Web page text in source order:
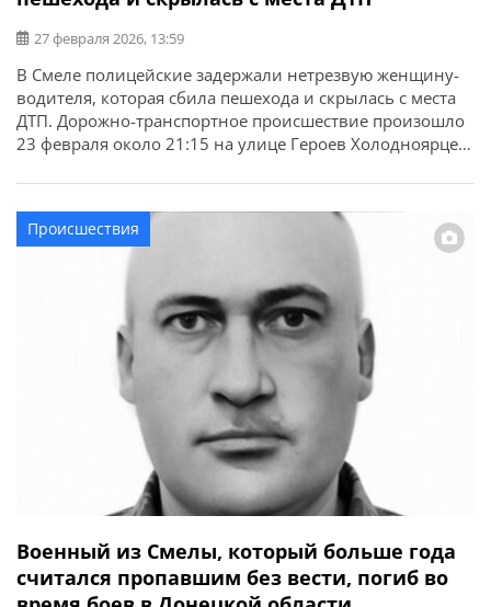
27 февраля 2026, 13:59
В Смеле полицейские задержали нетрезвую женщину-
водителя, которая сбила пешехода и скрылась с места
ДТП. Дорожно-транспортное происшествие произошло
23 февраля около 21:15 на улице Героев Холодноярцев
Предварительно, 39-летняя женщина-водитель
автомобиля Mercedes-Benz не выбрала безопасную
скорость движения и допустила наезд на пешехода,
который двигался по правой обочине дороги. […]
Происшествия
Военный из Смелы, который больше года
считался пропавшим без вести, погиб во